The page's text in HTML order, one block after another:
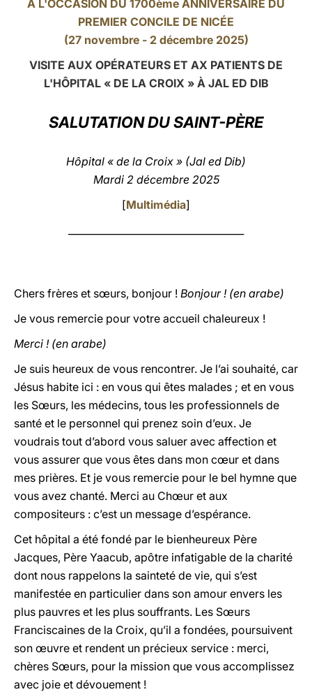
LATINE
À L'OCCASION DU 1700ème ANNIVERSAIRE DU
PREMIER CONCILE DE NICÉE
(27 novembre - 2 décembre 2025)
VISITE AUX OPÉRATEURS ET AX PATIENTS DE
L'HÔPITAL « DE LA CROIX » À JAL ED DIB
SALUTATION DU SAINT-PÈRE
Hôpital « de la Croix » (Jal ed Dib)
Mardi 2 décembre 2025
[Multimédia]
Chers frères et sœurs, bonjour ! Bonjour ! (en arabe)
Je vous remercie pour votre accueil chaleureux !
Merci ! (en arabe)
Je suis heureux de vous rencontrer. Je l’ai souhaité, car
Jésus habite ici : en vous qui êtes malades ; et en vous
les Sœurs, les médecins, tous les professionnels de
santé et le personnel qui prenez soin d’eux. Je
voudrais tout d’abord vous saluer avec affection et
vous assurer que vous êtes dans mon cœur et dans
mes prières. Et je vous remercie pour le bel hymne que
vous avez chanté. Merci au Chœur et aux
compositeurs : c’est un message d’espérance.
Cet hôpital a été fondé par le bienheureux Père
Jacques, Père Yaacub, apôtre infatigable de la charité
dont nous rappelons la sainteté de vie, qui s’est
manifestée en particulier dans son amour envers les
plus pauvres et les plus souffrants. Les Sœurs
Franciscaines de la Croix, qu’il a fondées, poursuivent
son œuvre et rendent un précieux service : merci,
chères Sœurs, pour la mission que vous accomplissez
avec joie et dévouement !